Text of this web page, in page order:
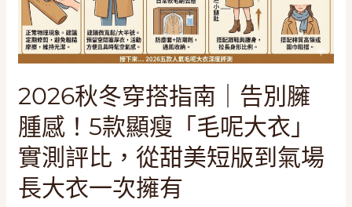
2026秋冬穿搭指南｜告別臃
腫感！5款顯瘦「毛呢大衣」
實測評比，從甜美短版到氣場
長大衣一次擁有
南
｜
告
別
臃
腫
感！
5
款
顯
瘦